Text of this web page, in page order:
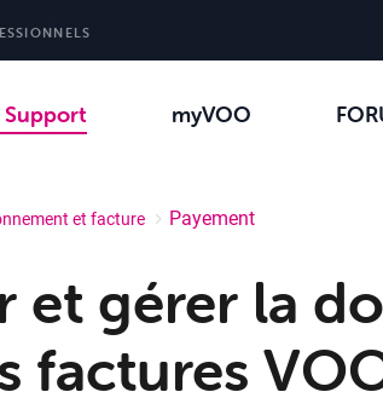
Support myVOO
et facture Payement
et gérer la
factures